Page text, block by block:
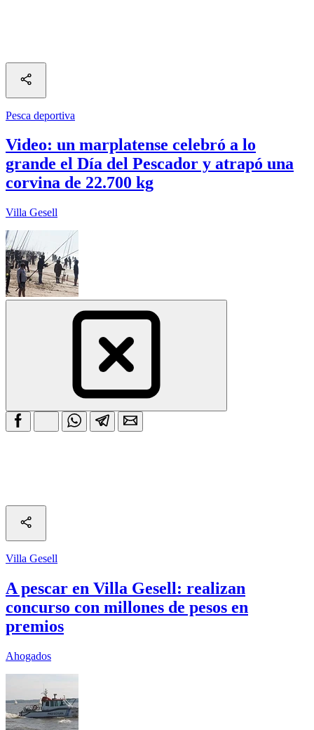
Pesca deportiva
Video: un marplatense celebró a lo
grande el Día del Pescador y atrapó una
corvina de 22.700 kg
Villa Gesell
Villa Gesell
A pescar en Villa Gesell: realizan
concurso con millones de pesos en
premios
Ahogados